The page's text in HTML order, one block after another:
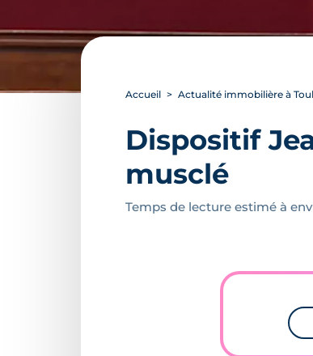
Accueil Actualité immobilière à
Dispositif
musclé
Temps de lecture estimé à